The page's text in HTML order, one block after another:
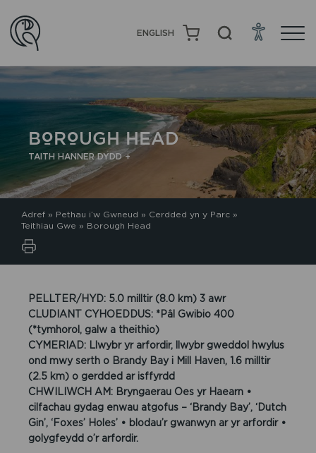
ENGLISH
BOROUGH HEAD
TAITH HANNER DYDD +
Adref » Pethau i’w Gwneud » Cerdded yn y Parc »
Teithiau Gwe » Borough Head
PELLTER/HYD: 5.0 milltir (8.0 km) 3 awr
CLUDIANT CYHOEDDUS: *Pâl Gwibio 400
(*tymhorol, galw a theithio)
CYMERIAD: Llwybr yr arfordir, llwybr gweddol hwylus
ond mwy serth o Brandy Bay i Mill Haven, 1.6 milltir
(2.5 km) o gerdded ar isffyrdd
CHWILIWCH AM: Bryngaerau Oes yr Haearn •
cilfachau gydag enwau atgofus – ‘Brandy Bay’, ‘Dutch
Gin’, ‘Foxes’ Holes’ • blodau’r gwanwyn ar yr arfordir •
golygfeydd o’r arfordir.